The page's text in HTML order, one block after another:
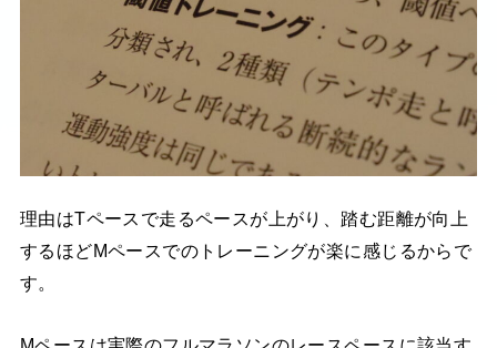
理由はTペースで走るペースが上がり、踏む距離が向上
するほどMペースでのトレーニングが楽に感じるからで
す。